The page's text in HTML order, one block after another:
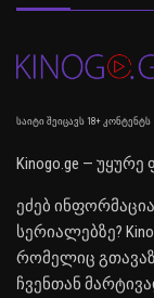
საიტი შეიცავს 18+ კონტენტს
Kinogo.ge —
ეძებ
სერიალებზე?
რომელიც
ჩვენთან